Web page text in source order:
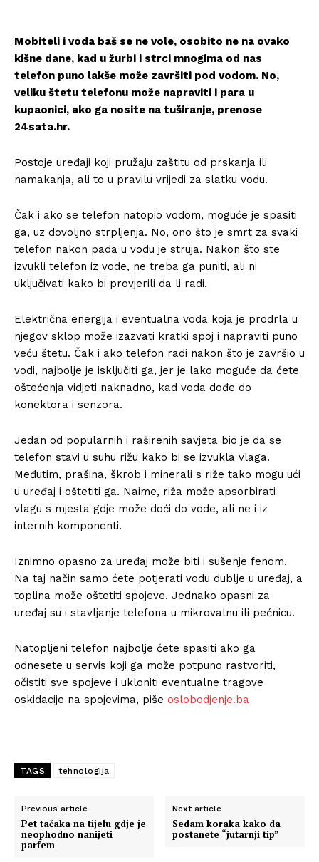
Mobiteli i voda baš se ne vole, osobito ne na ovako
kišne dane, kad u žurbi i strci mnogima od nas
telefon puno lakše može završiti pod vodom. No,
veliku štetu telefonu može napraviti i para u
kupaonici, ako ga nosite na tuširanje, prenose
24sata.hr.
Postoje uređaji koji pružaju zaštitu od prskanja ili
namakanja, ali to u pravilu vrijedi za slatku vodu.
Čak i ako se telefon natopio vodom, moguće je spasiti
ga, uz dovoljno strpljenja. No, ono što je smrt za svaki
telefon nakon pada u vodu je struja. Nakon što ste
izvukli telefon iz vode, ne treba ga puniti, ali ni
uključivati kako bi provjerili da li radi.
Električna energija i eventualna voda koja je prodrla u
njegov sklop može izazvati kratki spoj i napraviti puno
veću štetu. Čak i ako telefon radi nakon što je završio u
vodi, najbolje je isključiti ga, jer je lako moguće da ćete
oštećenja vidjeti naknadno, kad voda dođe do
konektora i senzora.
Jedan od popularnih i raširenih savjeta bio je da se
telefon stavi u suhu rižu kako bi se izvukla vlaga.
Međutim, prašina, škrob i minerali s riže tako mogu ući
u uređaj i oštetiti ga. Naime, riža može apsorbirati
vlagu s mjesta gdje može doći do vode, ali ne i iz
internih komponenti.
Iznimno opasno za uređaj može biti i sušenje fenom.
Na taj način samo ćete potjerati vodu dublje u uređaj, a
toplina može oštetiti spojeve. Jednako opasni za
uređaj su i stavljanje telefona u mikrovalnu ili pećnicu.
Natopljeni telefon najbolje ćete spasiti ako ga
odnesete u servis koji ga može potpuno rastvoriti,
očistiti sve spojeve i ukloniti eventualne tragove
oskidacije na spojevima, piše oslobodjenje.ba
TAGS tehnologija
Previous article
Pet tačaka na tijelu gdje je
neophodno nanijeti
parfem
Next article
Sedam koraka kako da
postanete “jutarnji tip”